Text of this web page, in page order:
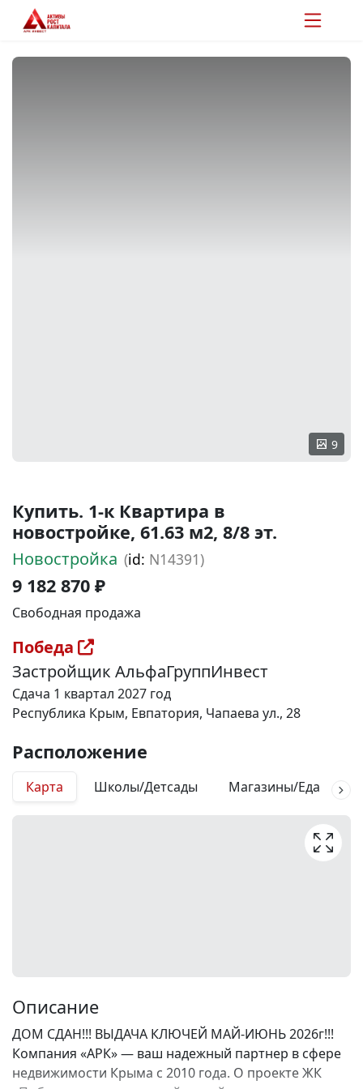
9
Купить. 1-к Квартира в
новостройке, 61.63 м2, 8/8 эт.
Новостройка (id: N14391)
9 182 870 ₽
Свободная продажа
Победа
Застройщик АльфаГруппИнвест
Сдача 1 квартал 2027 год
Республика Крым, Евпатория, Чапаева ул., 28
Расположение
Карта Школы/Детсады Магазины/Еда
Описание
ДОМ СДАН!!! ВЫДАЧА КЛЮЧЕЙ МАЙ-ИЮНЬ 2026г!!!
Компания «АРК» — ваш надежный партнер в сфере
недвижимости Крыма с 2010 года. О проекте ЖК